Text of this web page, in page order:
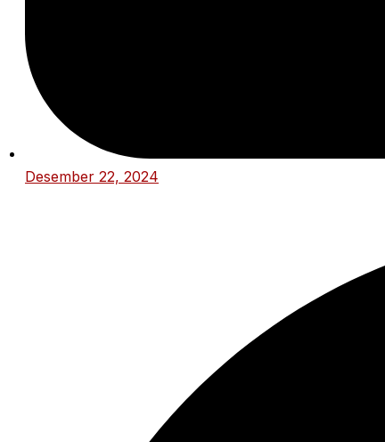
Desember 22, 2024